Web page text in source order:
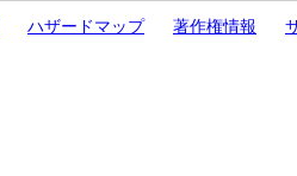
ハザードマップ 著作権情報